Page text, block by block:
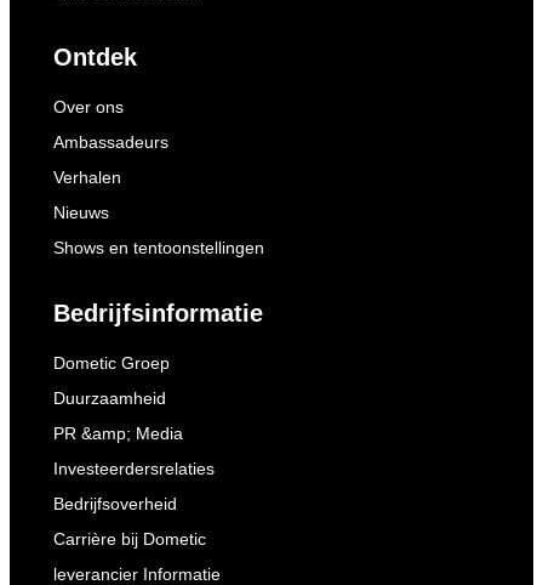
Ontdek
Over ons
Ambassadeurs
Verhalen
Nieuws
Shows en tentoonstellingen
Bedrijfsinformatie
Dometic Groep
Duurzaamheid
PR &amp; Media
Investeerdersrelaties
Bedrijfsoverheid
Carrière bij Dometic
leverancier Informatie